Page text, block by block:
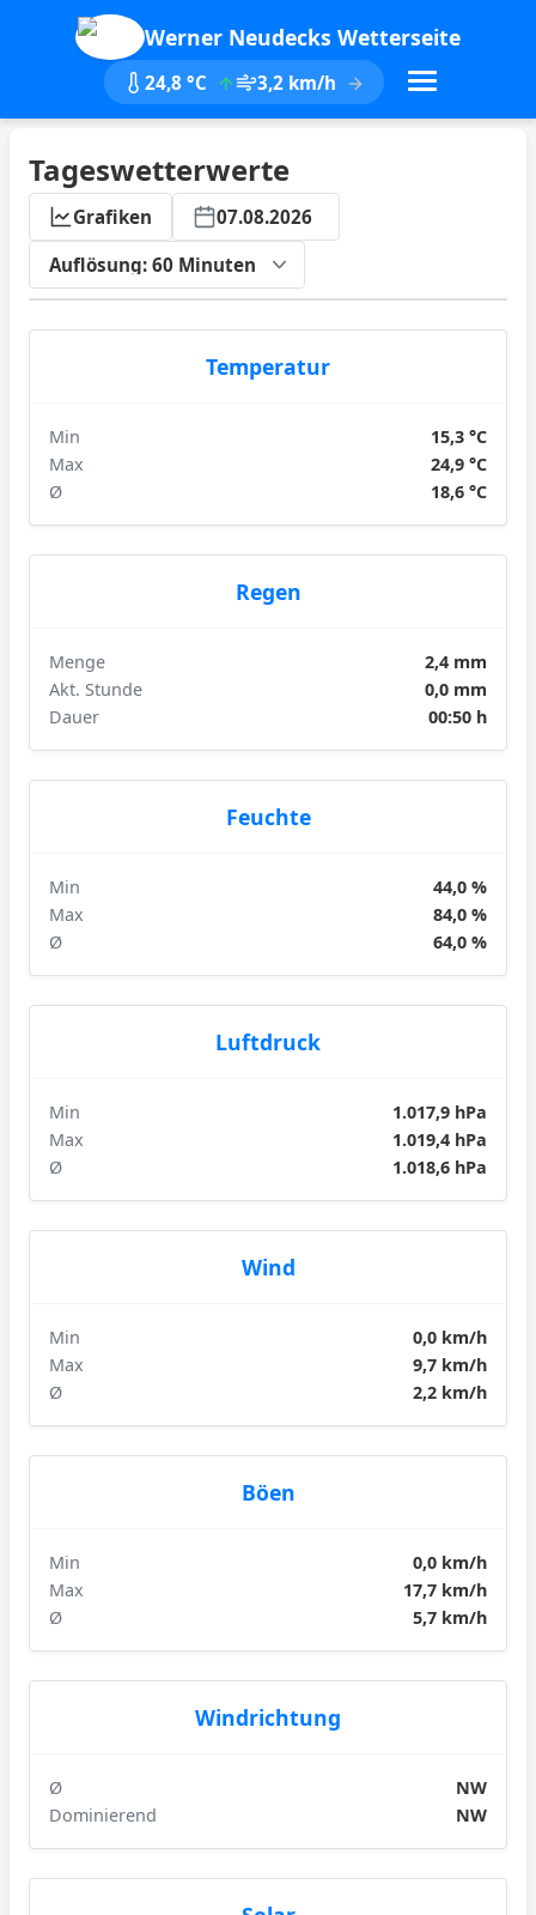
Werner Neudecks Wetterseite
24,8 °C 3,2 km/h
Tageswetterwerte
Grafiken
07.08.2026
Temperatur
Min
15,3 °C
Max
24,9 °C
Ø
18,6 °C
Regen
Menge
2,4 mm
Akt. Stunde
0,0 mm
Dauer
00:50 h
Feuchte
Min
44,0 %
Max
84,0 %
Ø
64,0 %
Luftdruck
Min
1.017,9 hPa
Max
1.019,4 hPa
Ø
1.018,6 hPa
Wind
Min
0,0 km/h
Max
9,7 km/h
Ø
2,2 km/h
Böen
Min
0,0 km/h
Max
17,7 km/h
Ø
5,7 km/h
Windrichtung
Ø
NW
Dominierend
NW